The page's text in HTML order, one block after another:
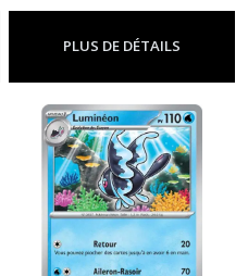
Stellaire-Ev7 - Couronne Stellaire
PLUS DE DÉTAILS